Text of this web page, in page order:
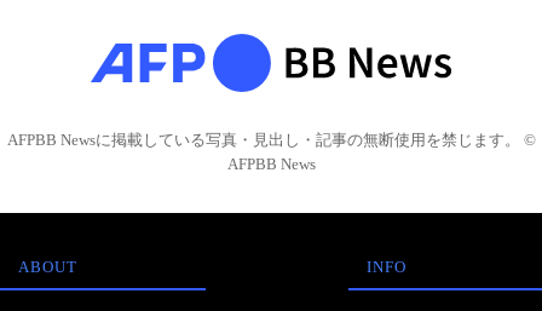
AFPBB Newsに掲載している写真・見出し・記事の無断使用を禁じます。 ©
AFPBB News
ABOUT INFO